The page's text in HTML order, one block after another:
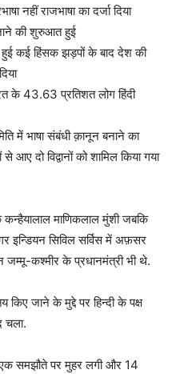
नहीं राजभाषा का दर्जा दिया
की शुरुआत हुई
हुई कई हिंसक झड़पों के बाद देश की
के 43.63 प्रतिशत लोग हिंदी
में भाषा संबंधी क़ानून बनाने का
आए दो विद्वानों को शामिल किया गया
माणिकलाल मुंशी जबकि
इन्डियन सिविल सर्विस में अफ़सर
कश्मीर के प्रधानमंत्री भी थे.
जाने के मुद्दे पर हिन्दी के पक्ष
चला.
समझौते पर मुहर लगी और 14